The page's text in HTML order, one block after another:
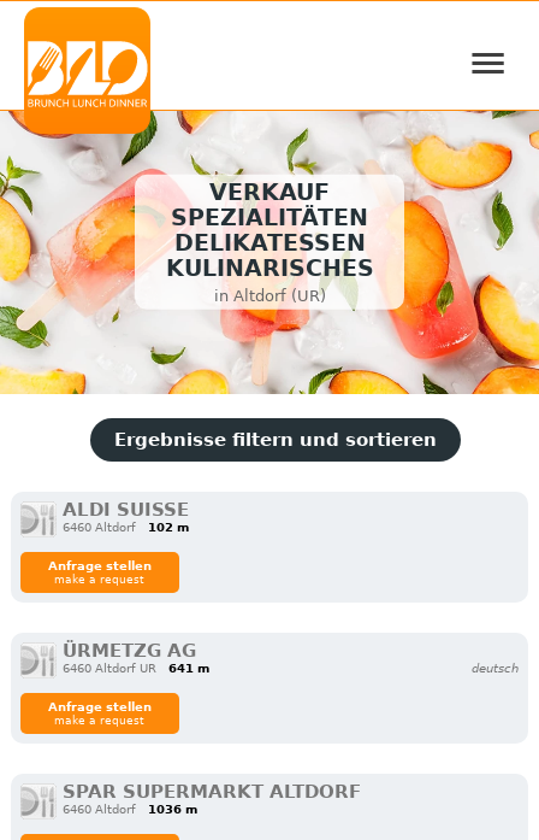
≡
VERKAUF
SPEZIALITÄTEN
DELIKATESSEN
KULINARISCHES
in Altdorf (UR)
Ergebnisse filtern und sortieren
ALDI SUISSE
6460 Altdorf 102 m
Anfrage stellen
make a request
ÜRMETZG AG
6460 Altdorf UR 641 m deutsch
Anfrage stellen
make a request
SPAR SUPERMARKT ALTDORF
6460 Altdorf 1036 m